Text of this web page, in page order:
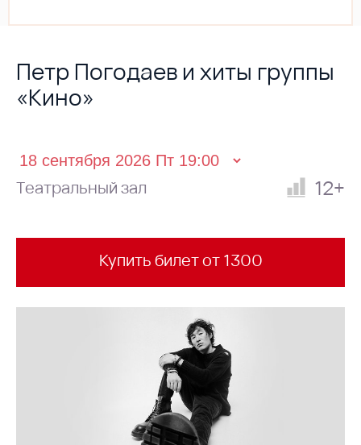
Петр Погодаев и хиты группы
«Кино»
Театральный зал 12+
Купить билет от 1300